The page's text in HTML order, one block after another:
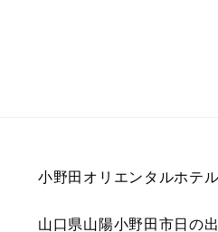
小野田オリエンタルホテル
山口県山陽小野田市日の